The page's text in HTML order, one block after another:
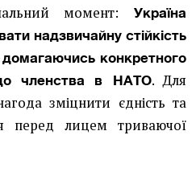
момент: Україна
надзвичайну стійкість
конкретного
членства в НАТО. Для
зміцнити єдність та
перед лицем триваючої